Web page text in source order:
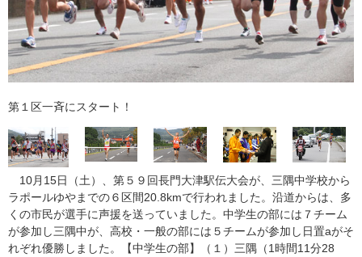
第１区一斉にスタート！
10月15日（土）、第５９回長門大津駅伝大会が、三隅中学校から
ラポールゆやまでの６区間20.8kmで行われました。沿道からは、多
くの市民が選手に声援を送っていました。中学生の部には７チーム
が参加し三隅中が、高校・一般の部には５チームが参加し日置aがそ
れぞれ優勝しました。【中学生の部】（１）三隅（1時間11分28